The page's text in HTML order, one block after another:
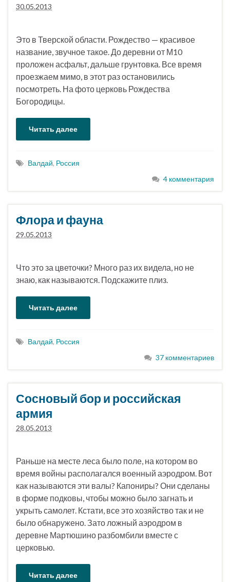
30.05.2013
Это в Тверской области. Рождество — красивое
название, звучное такое. До деревни от М10
проложен асфальт, дальше грунтовка. Все время
проезжаем мимо, в этот раз остановились
посмотреть. На фото церковь Рождества
Богородицы.
Читать далее
Валдай, Россия
4 комментария
Флора и фауна
29.05.2013
Что это за цветочки? Много раз их видела, но не
знаю, как называются. Подскажите плиз.
Читать далее
Валдай, Россия
37 комментариев
Сосновый бор и российская
армия
28.05.2013
Раньше на месте леса было поле, на котором во
время войны располагался военный аэродром. Вот
как называются эти валы? Капониры? Они сделаны
в форме подковы, чтобы можно было загнать и
укрыть самолет. Кстати, все это хозяйство так и не
было обнаружено. Зато ложный аэродром в
деревне Мартюшино разбомбили вместе с
церковью.
Читать далее